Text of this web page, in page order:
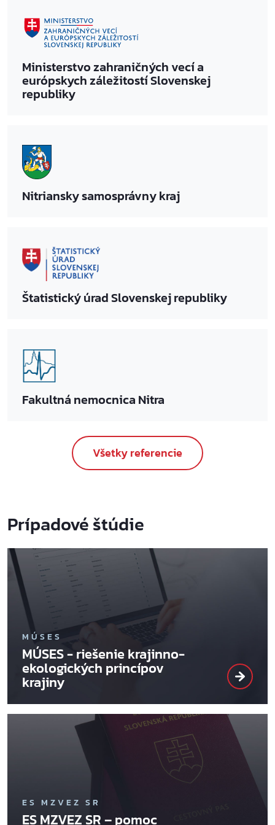
Ministerstvo zahraničných vecí a
európskych záležitostí Slovenskej
republiky
Nitriansky samosprávny kraj
Štatistický úrad Slovenskej republiky
Fakultná nemocnica Nitra
Všetky referencie
Prípadové štúdie
MÚSES
MÚSES - riešenie krajinno-
ekologických princípov
krajiny
ES MZVEZ SR
ES MZVEZ SR – pomoc